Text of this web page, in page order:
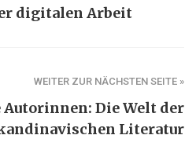
digitalen Arbeit
WEITER ZUR NÄCHSTEN SEITE »
Autorinnen: Die Welt der
Literatur